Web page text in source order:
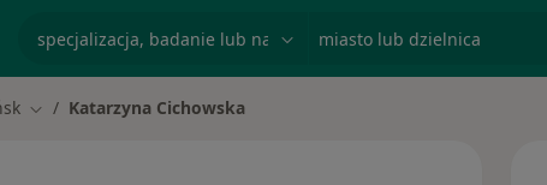
Zmień miasto
Katarzyna Cichowska